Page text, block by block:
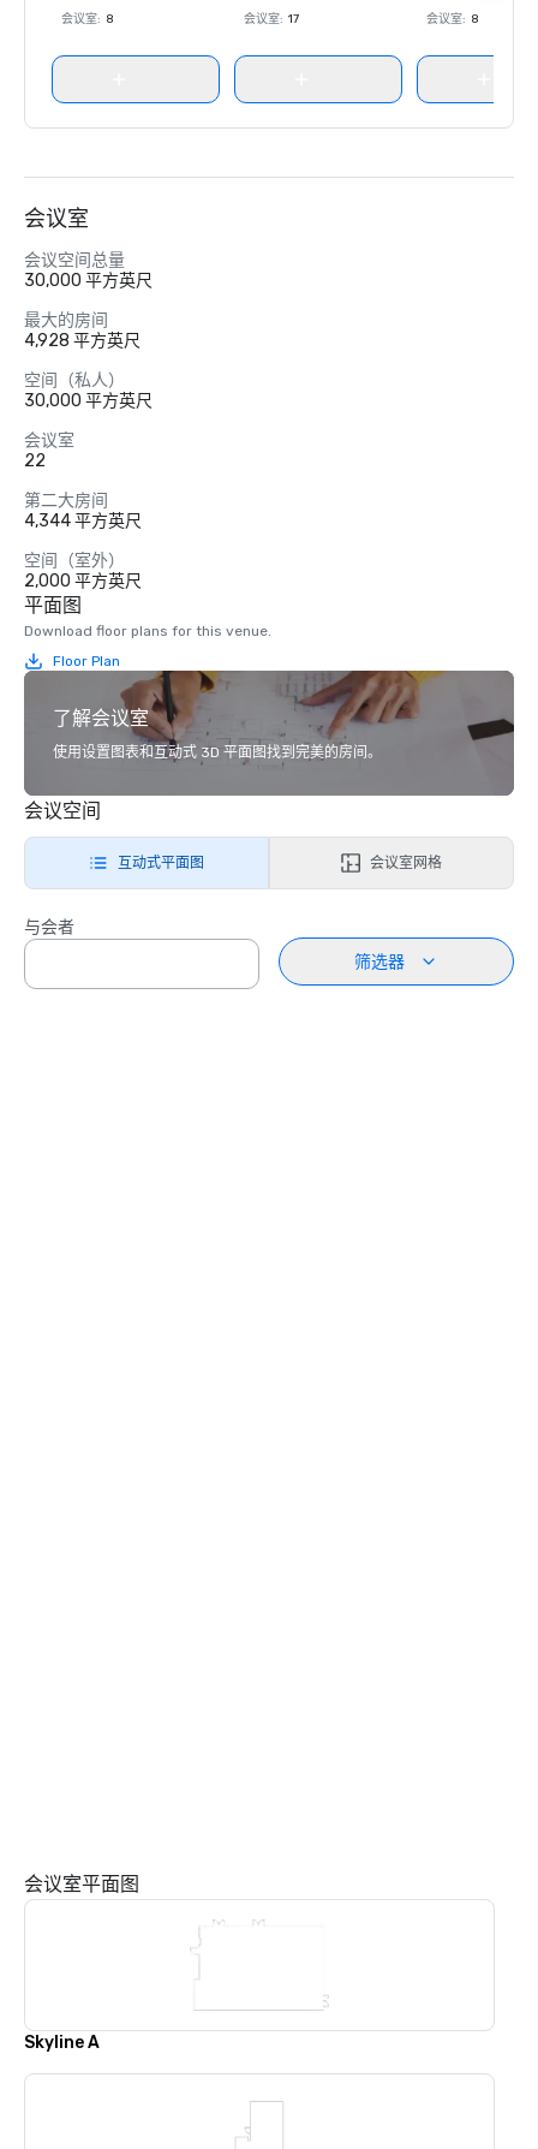
会议室: 8 会议室: 17 会议室: 8
会议室
会议空间总量
30,000 平方英尺
最大的房间
4,928 平方英尺
空间（私人）
30,000 平方英尺
会议室
22
第二大房间
4,344 平方英尺
空间（室外）
2,000 平方英尺
平面图
Download floor plans for this venue.
Floor Plan
了解会议室
使用设置图表和互动式 3D 平面图找到完美的房间。
会议空间
互动式平面图 会议室网格
与会者
筛选器
会议室平面图
Skyline A